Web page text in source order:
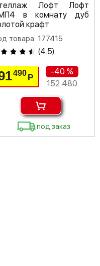
Лофт Лофт
в комнату дуб
крафт
товара: 177415
(4.5)
490 Р
-40 %
152 480
под заказ